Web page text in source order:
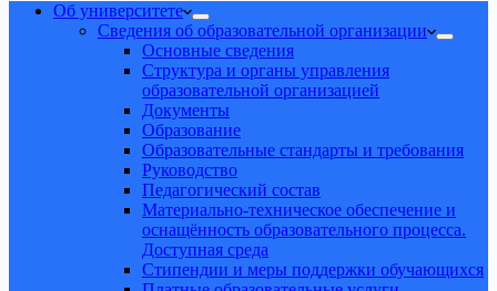
Об университете
Сведения об образовательной организации
Основные сведения
Структура и органы управления
образовательной организацией
Документы
Образование
Образовательные стандарты и требования
Руководство
Педагогический состав
Материально-техническое обеспечение и
оснащённость образовательного процесса.
Доступная среда
Стипендии и меры поддержки обучающихся